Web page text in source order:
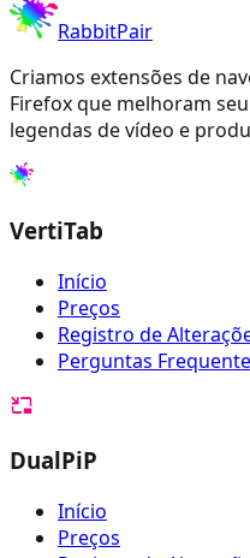
RabbitPair
Criamos extensões de
Firefox que melhoram
legendas de vídeo e
VertiTab
Início
Preços
Registro de
Perguntas
DualPiP
Início
Preços